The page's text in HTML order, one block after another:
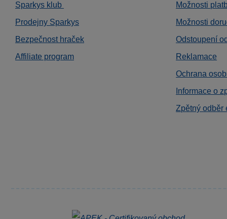
Sparkys klub
Prodejny Sparkys
Bezpečnost hraček
Affiliate program
Možnosti
Možnosti
Odstoupení
Reklamace
Ochrana
Informace o
Zpětný odběr